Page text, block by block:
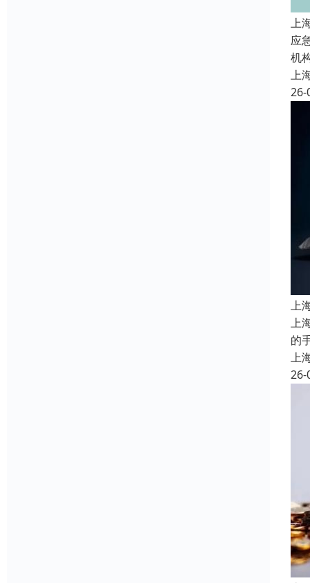
上
应
机
上
26-
上
上
的
上
26-